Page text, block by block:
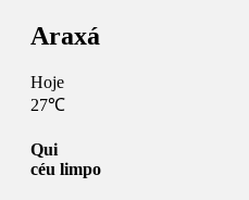
Araxá
Hoje
27℃
Qui
céu limpo